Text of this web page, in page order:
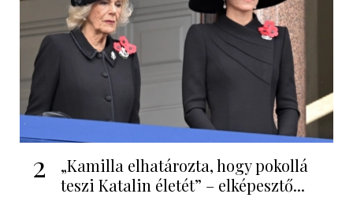
2
„Kamilla elhatározta, hogy pokollá
teszi Katalin életét” – elképesztő...